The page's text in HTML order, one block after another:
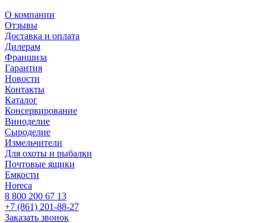
О компании
Отзывы
Доставка и оплата
Дилерам
Франшиза
Гарантия
Новости
Контакты
Каталог
Консервирование
Виноделие
Сыроделие
Измельчители
Для охоты и рыбалки
Почтовые ящики
Емкости
Horeca
8 800 200 67 13
+7 (861) 201-88-27
Заказать звонок